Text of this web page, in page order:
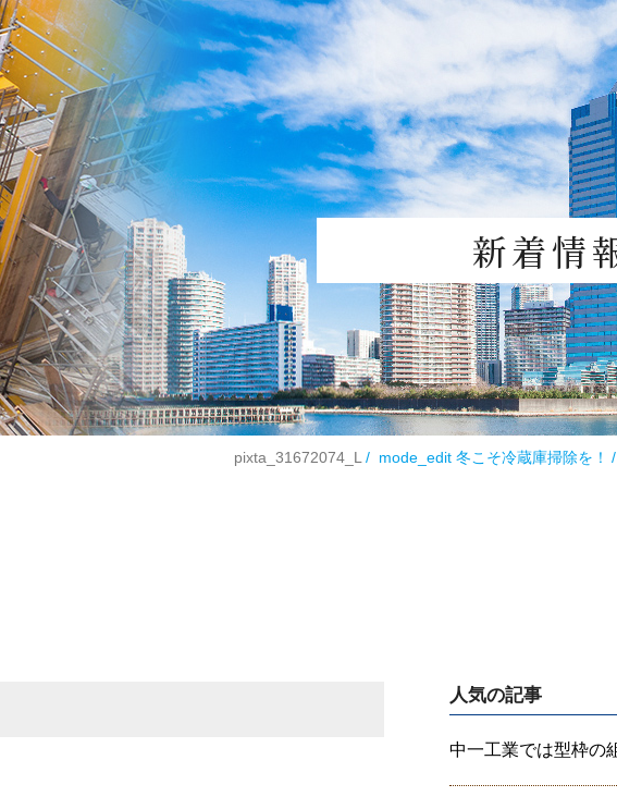
新着情
mode_edit 冬こそ冷蔵庫掃除を！
pixta_31672074_L
人気の記事
中一工業では型枠の